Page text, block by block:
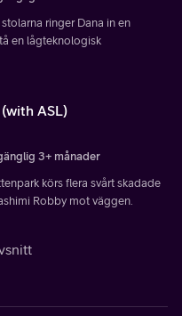
ringer Dana in en
en lågteknologisk
ASL)
3+ månader
körs flera svårt skadade
Robby mot väggen.